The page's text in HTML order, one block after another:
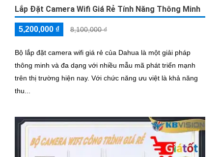
Lắp Đặt Camera Wifi Giá Rẻ Tính Năng Thông Minh
5,200,000 ₫ 8,100,000 ₫
Bộ lắp đặt camera wifi giá rẻ của Dahua là một giải pháp
thông minh và đa dạng với nhiều mẫu mã phát triển mạnh
trên thị trường hiện nay. Với chức năng ưu việt là khả năng
thu...